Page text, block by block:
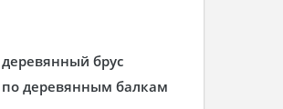
деревянный брус
по деревянным балкам